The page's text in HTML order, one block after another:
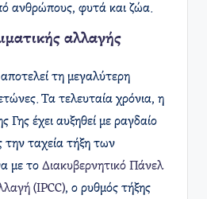
ανθρώπους, φυτά και ζώα.
αλλαγής
τη μεγαλύτερη
Τα τελευταία χρόνια, η
Γης έχει αυξηθεί με ραγδαίο
ταχεία τήξη των
με το Διακυβερνητικό Πάνελ
(IPCC), ο ρυθμός τήξης